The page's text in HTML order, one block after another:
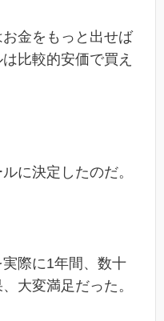
お金をもっと出せば
比較的安価で買え
に決定したのだ。
際に1年間、数十
大変満足だった。